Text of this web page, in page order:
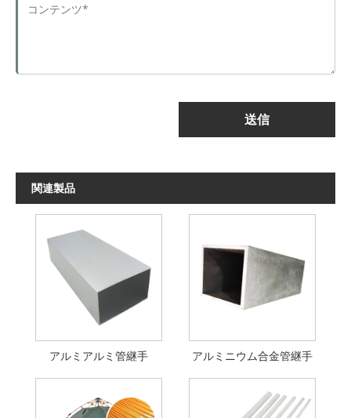
送信
関連製品
アルミアルミ管継手 アルミニウム合金管継手